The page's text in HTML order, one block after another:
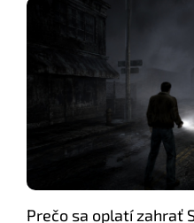
Prečo sa oplatí zahrať